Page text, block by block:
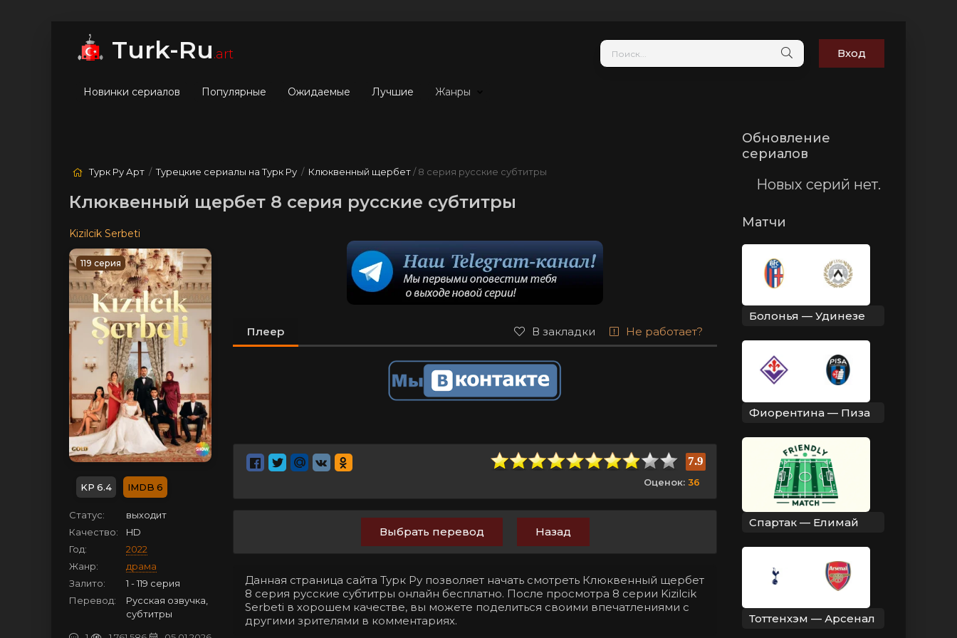
Turk-Ru.art Вход
Новинки сериалов Популярные Ожидаемые Лучшие Жанры
Турк Ру Арт /Турецкие сериалы на Турк Ру / Клюквенный щербет/ 8 серия русские субтитры
Клюквенный щербет 8 серия русские субтитры
Kizilcik Serbeti
119 серия
6.4 6
Статус:
выходит
Качество:
HD
Год:
2022
Жанр:
драма
Залито:
1 - 119 серия
Перевод:
Русская озвучка,
субтитры
Плеер В закладки Не работает?
7.9
Оценок: 36
Выбрать перевод Назад
Данная страница сайта Турк Ру позволяет начать смотреть Клюквенный щербет
8 серия русские субтитры онлайн бесплатно. После просмотра 8 серии Kizilcik
Serbeti в хорошем качестве, вы можете поделиться своими впечатлениями с
другими зрителями в комментариях.
Обновление
сериалов
Новых серий нет.
Матчи
Болонья — Удинезе
Фиорентина — Пиза
Спартак — Елимай
Тоттенхэм — Арсенал